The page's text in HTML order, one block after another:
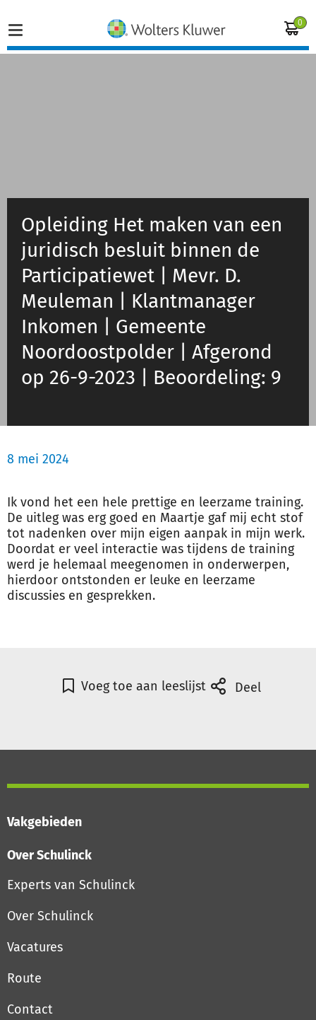
0
Producten
Opleidingen
Juridisch advies
Inloggen op de kennisbank
Inloggen
Opleiding Het maken van een
juridisch besluit binnen de
Participatiewet | Mevr. D.
Meuleman | Klantmanager
Inkomen | Gemeente
Noordoostpolder | Afgerond
op 26-9-2023 | Beoordeling: 9
8 mei 2024
Ik vond het een hele prettige en leerzame training.
De uitleg was erg goed en Maartje gaf mij echt stof
tot nadenken over mijn eigen aanpak in mijn werk.
Doordat er veel interactie was tijdens de training
werd je helemaal meegenomen in onderwerpen,
hierdoor ontstonden er leuke en leerzame
discussies en gesprekken.
Voeg toe aan leeslijst Deel
Vakgebieden
Over Schulinck
Experts van Schulinck
Over Schulinck
Vacatures
Route
Contact